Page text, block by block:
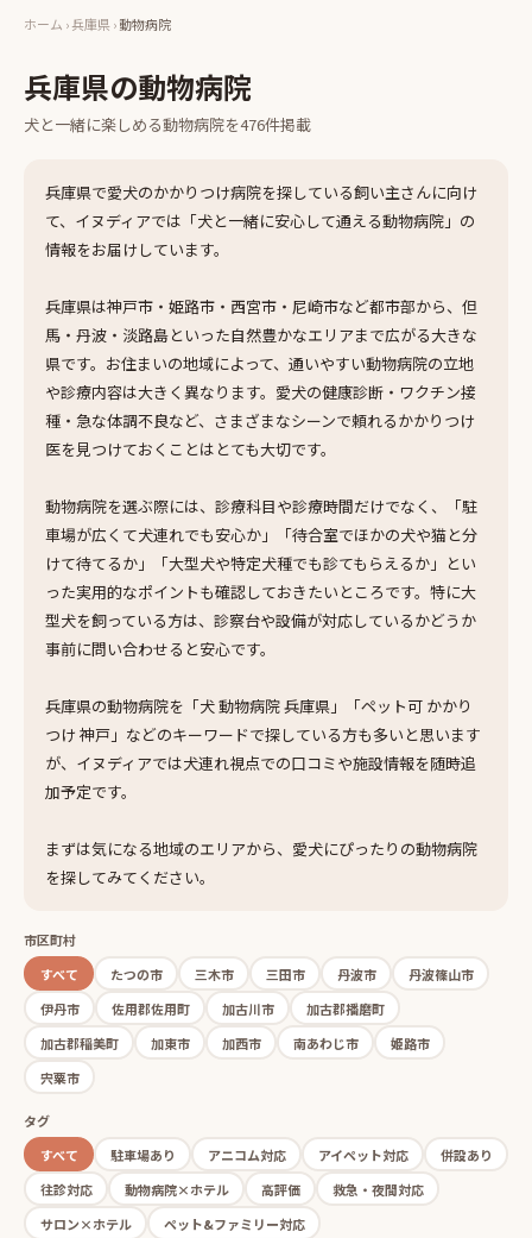
ホーム ›兵庫県›動物病院
兵庫県の動物病院
犬と一緒に楽しめる動物病院を476件掲載
兵庫県で愛犬のかかりつけ病院を探している飼い主さんに向け
て、イヌディアでは「犬と一緒に安心して通える動物病院」の
情報をお届けしています。
兵庫県は神戸市・姫路市・西宮市・尼崎市など都市部から、但
馬・丹波・淡路島といった自然豊かなエリアまで広がる大きな
県です。お住まいの地域によって、通いやすい動物病院の立地
や診療内容は大きく異なります。愛犬の健康診断・ワクチン接
種・急な体調不良など、さまざまなシーンで頼れるかかりつけ
医を見つけておくことはとても大切です。
動物病院を選ぶ際には、診療科目や診療時間だけでなく、「駐
車場が広くて犬連れでも安心か」「待合室でほかの犬や猫と分
けて待てるか」「大型犬や特定犬種でも診てもらえるか」とい
った実用的なポイントも確認しておきたいところです。特に大
型犬を飼っている方は、診察台や設備が対応しているかどうか
事前に問い合わせると安心です。
兵庫県の動物病院を「犬 動物病院 兵庫県」「ペット可 かかり
つけ 神戸」などのキーワードで探している方も多いと思います
が、イヌディアでは犬連れ視点での口コミや施設情報を随時追
加予定です。
まずは気になる地域のエリアから、愛犬にぴったりの動物病院
を探してみてください。
市区町村
すべて
たつの市 三木市 三田市 丹波市
丹波篠山市
伊丹市
佐用郡佐用町 加古川市
加古郡播磨町
加古郡稲美町
加東市 加西市 南あわじ市
姫路市
宍粟市
タグ
すべて
駐車場あり アニコム対応 アイペット対応
併設あり
往診対応
動物病院×ホテル 高評価
救急・夜間対応
サロン×ホテル
ペット&ファミリー対応